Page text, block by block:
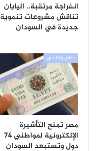
انفراجة مرتقبة.. اليابان
تناقش مشروعات تنموية
جديدة في السودان
دولي واقليمي
مصر تمنح التأشيرة
الإلكترونية لمواطني 74
دول وتستبعد السودان